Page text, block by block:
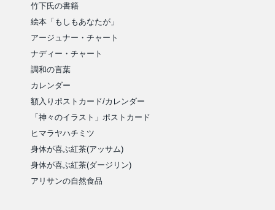
竹下氏の書籍
絵本「もしもあなたが」
アージュナー・チャート
ナディー・チャート
調和の言葉
カレンダー
額入りポストカード/カレンダー
「神々のイラスト」ポストカード
ヒマラヤハチミツ
身体が喜ぶ紅茶(アッサム)
身体が喜ぶ紅茶(ダージリン)
アリサンの自然食品